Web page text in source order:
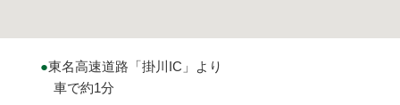
東名高速道路「掛川IC」より
車で約1分